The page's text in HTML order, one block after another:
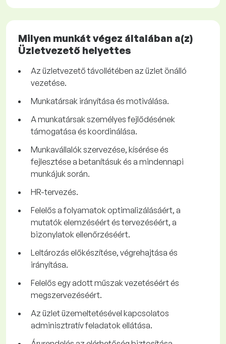
Milyen munkát végez általában a(z)
Üzletvezető helyettes
Az üzletvezető távollétében az üzlet önálló
vezetése.
Munkatársak irányítása és motiválása.
A munkatársak személyes fejlődésének
támogatása és koordinálása.
Munkavállalók szervezése, kísérése és
fejlesztése a betanításuk és a mindennapi
munkájuk során.
HR-tervezés.
Felelős a folyamatok optimalizálásáért, a
mutatók elemzéséért és tervezéséért, a
bizonylatok ellenőrzéséért.
Leltározás előkészítése, végrehajtása és
irányítása.
Felelős egy adott műszak vezetéséért és
megszervezéséért.
Az üzlet üzemeltetésével kapcsolatos
adminisztratív feladatok ellátása.